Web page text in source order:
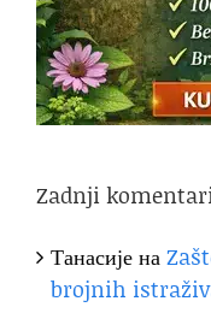
Zadnji
Танасијена
brojnih